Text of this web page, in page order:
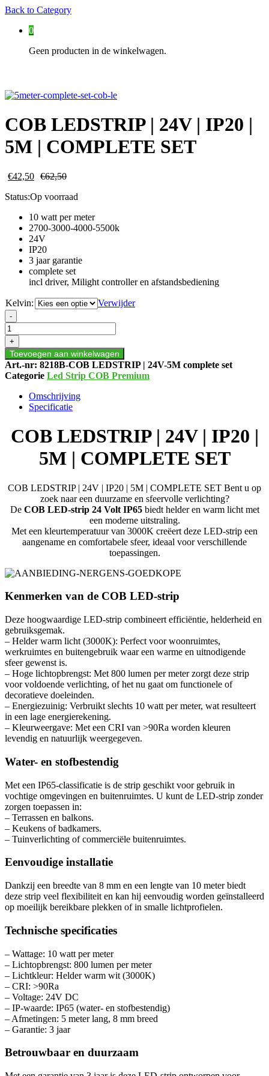
Back to Category
0
Geen producten in de winkelwagen.
COB LEDSTRIP | 24V | IP20 |
5M | COMPLETE SET
€42,50 €62,50
Status:Op voorraad
10 watt per meter
2700-3000-4000-5500k
24V
IP20
3 jaar garantie
complete set
incl driver, Milight controller en afstandsbediening
Kelvin:
Verwijder
COB
LEDSTRIP
|
24V
|
IP20
|
COMPLETE
aantal
-
+
Toevoegen aan winkelwagen
Art.-nr: 8218B-COB LEDSTRIP | 24V-5M complete set
Categorie Led Strip COB Premium
Omschrijving
Specificatie
COB LEDSTRIP | 24V | IP20 |
5M | COMPLETE SET
COB LEDSTRIP | 24V | IP20 | 5M | COMPLETE SET Bent u op
zoek naar een duurzame en sfeervolle verlichting?
De COB LED-strip 24 Volt IP65biedt helder en warm licht met
een moderne uitstraling.
Met een kleurtemperatuur van 3000K creëert deze LED-strip een
aangename en comfortabele sfeer, ideaal voor verschillende
toepassingen.
Kenmerken van de COB LED-strip
Deze hoogwaardige LED-strip combineert efficiëntie, helderheid en
gebruiksgemak.
– Helder warm licht (3000K): Perfect voor woonruimtes,
werkruimtes en buitengebruik waar een warme en uitnodigende
sfeer gewenst is.
– Hoge lichtopbrengst: Met 800 lumen per meter zorgt deze strip
voor voldoende verlichting, of het nu gaat om functionele of
decoratieve doeleinden.
– Energiezuinig: Verbruikt slechts 10 watt per meter, wat resulteert
in een lage energierekening.
– Kleurweergave: Met een CRI van >90Ra worden kleuren
levendig en natuurlijk weergegeven.
Water- en stofbestendig
Met een IP65-classificatie is de strip geschikt voor gebruik in
vochtige omgevingen en buitenruimtes. U kunt de LED-strip zonder
zorgen toepassen in:
– Terrassen en balkons.
– Keukens of badkamers.
– Tuinverlichting of commerciële buitenruimtes.
Eenvoudige installatie
Dankzij een breedte van 8 mm en een lengte van 10 meter biedt
deze strip veel flexibiliteit en kan hij eenvoudig worden geïnstalleerd
op moeilijk bereikbare plekken of in smalle lichtprofielen.
Technische specificaties
– Wattage: 10 watt per meter
– Lichtopbrengst: 800 lumen per meter
– Lichtkleur: Helder warm wit (3000K)
– CRI: >90Ra
– Voltage: 24V DC
– IP-waarde: IP65 (water- en stofbestendig)
– Afmetingen: 5 meter lang, 8 mm breed
– Garantie: 3 jaar
Betrouwbaar en duurzaam